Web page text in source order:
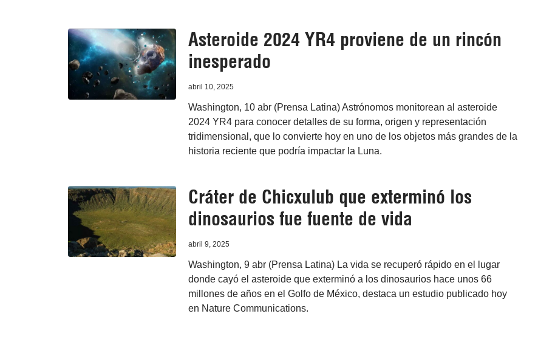
Asteroide 2024 YR4 proviene de un rincón
inesperado
abril 10, 2025
Washington, 10 abr (Prensa Latina) Astrónomos monitorean al asteroide
2024 YR4 para conocer detalles de su forma, origen y representación
tridimensional, que lo convierte hoy en uno de los objetos más grandes de la
historia reciente que podría impactar la Luna.
Cráter de Chicxulub que exterminó los
dinosaurios fue fuente de vida
abril 9, 2025
Washington, 9 abr (Prensa Latina) La vida se recuperó rápido en el lugar
donde cayó el asteroide que exterminó a los dinosaurios hace unos 66
millones de años en el Golfo de México, destaca un estudio publicado hoy
en Nature Communications.